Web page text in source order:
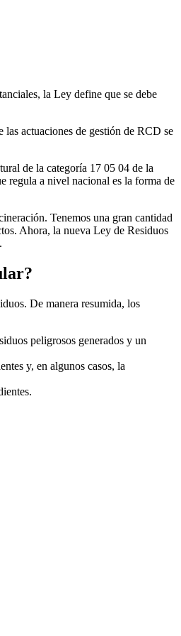
la Ley define que se debe
actuaciones de gestión de RCD se
de la categoría 17 05 04 de la
regula a nivel nacional es la forma de
Tenemos una gran cantidad
Ahora, la nueva Ley de Residuos
De manera resumida, los
peligrosos generados y un
y, en algunos casos, la